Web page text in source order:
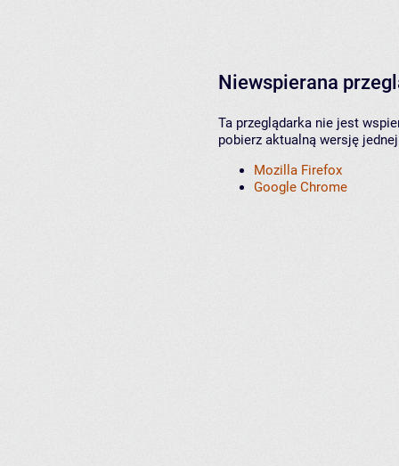
Niewspierana
Ta przeglądarka nie jest
pobierz aktualną wersję
Mozilla Firefox
Google Chrome